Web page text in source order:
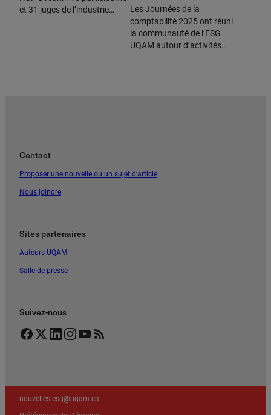
et 31 juges de l’industrie…
Les Journées de la
comptabilité 2025 ont réuni
la communauté de l’ESG
UQAM autour d’activités…
Contact
Proposer une nouvelle ou un sujet d’article
Nous joindre
Sites partenaires
Auteurs UQAM
Salle de presse
Suivez-nous
Facebook Twitter LinkedIn Instagram YouTube Flux RSS
nouvelles-esg@uqam.ca